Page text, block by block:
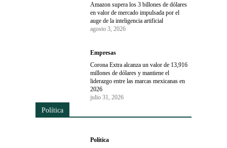
Amazon supera los 3 billones de dólares
en valor de mercado impulsada por el
auge de la inteligencia artificial
agosto 3, 2026
Empresas
Corona Extra alcanza un valor de 13,916
millones de dólares y mantiene el
liderazgo entre las marcas mexicanas en
2026
julio 31, 2026
Política
Política